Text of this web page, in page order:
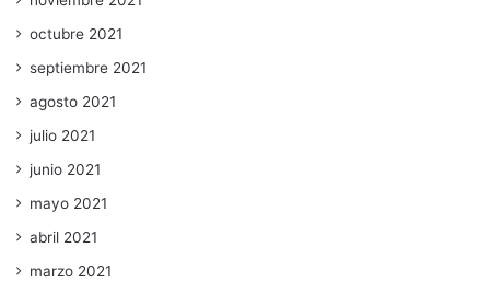
octubre 2021
septiembre 2021
agosto 2021
julio 2021
junio 2021
mayo 2021
abril 2021
marzo 2021